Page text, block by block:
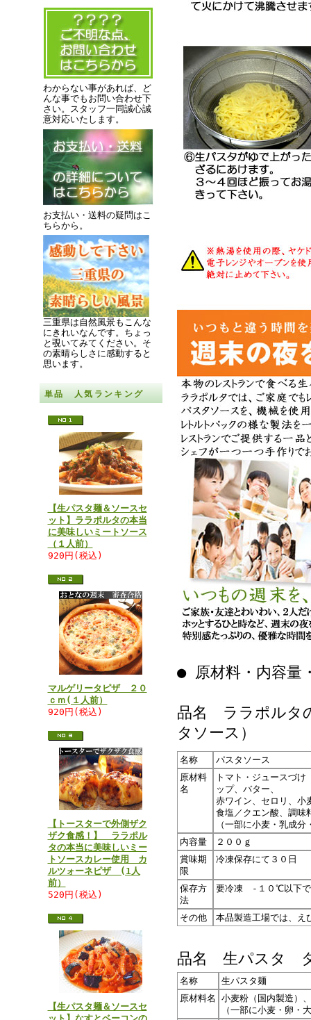
わからない事があれば、ど
んな事でもお問い合わせ下
さい。スタッフ一同誠心誠
意対応いたします。
お支払い・送料の疑問はこ
ちらから。
三重県は自然風景もこんな
にきれいなんです。 ちょっ
と覗いてみてください。 そ
の素晴らしさに感動すると
思います。
単品 人気ランキング
【生パスタ麺＆ソースセ
ット】ララポルタの本当
に美味しいミートソース
（１人前）
920円(税込)
マルゲリータピザ ２０
ｃｍ(１人前）
920円(税込)
【トースターで外側ザク
ザク食感！】 ララポル
タの本当に美味しいミー
トソースカレー使用 カ
ルツォーネピザ (1人
前）
520円(税込)
【生パスタ麺＆ソースセ
● 原材料・内容量
品名 ララポルタ
タソース）
名称
パスタソース
原材料
名
トマト・ジュースづ
ップ、バター、
赤ワイン、セロリ、小
食塩／クエン酸、調味
（一部に小麦・乳成
内容量
２００ｇ
賞味期
限
冷凍保存にて３０日
保存方
法
要冷凍 -１０℃以下で
その他 本品製造工場では、え
品名 生パスタ
名称
生パスタ麺
原材料名
小麦粉（国内製造）
（一部に小麦・卵・